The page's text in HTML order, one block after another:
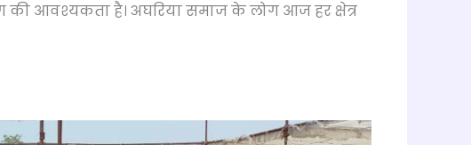
आवश्यकता है। अघरिया समाज के लोग आज हर क्षेत्र